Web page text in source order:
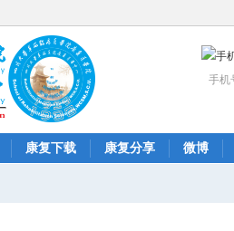
手机
康复下载 康复分享 微博